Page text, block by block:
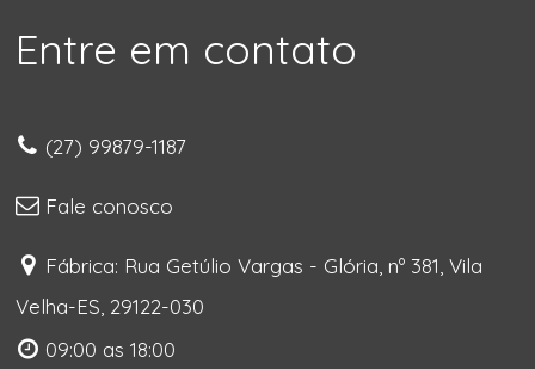
Entre em contato
(27) 99879-1187
Fale conosco
Fábrica: Rua Getúlio Vargas - Glória, nº 381, Vila
Velha-ES, 29122-030
09:00 as 18:00